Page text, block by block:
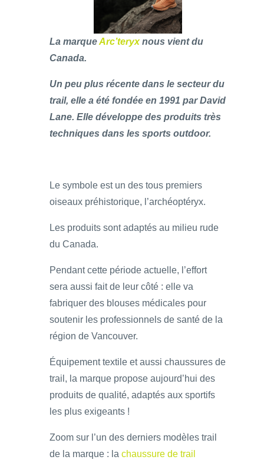
La marqueArc’teryxnous vient du
Canada.
Un peu plus récente dans le secteur du
trail, elle a été fondée en 1991 par David
Lane. Elle développe des produits très
techniques dans les sports outdoor.
Le symbole est un des tous premiers
oiseaux préhistorique, l’archéoptéryx.
Les produits sont adaptés au milieu rude
du Canada.
Pendant cette période actuelle, l’effort
sera aussi fait de leur côté : elle va
fabriquer des blouses médicales pour
soutenir les professionnels de santé de la
région de Vancouver.
Équipement textile et aussi chaussures de
trail, la marque propose aujourd’hui des
produits de qualité, adaptés aux sportifs
les plus exigeants !
Zoom sur l’un des derniers modèles trail
de la marque : la chaussure de trail